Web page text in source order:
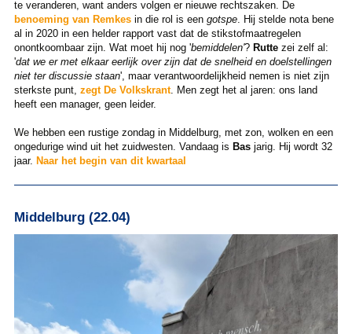
te veranderen, want anders volgen er nieuwe rechtszaken. De
benoeming van Remkesin die rol is een gotspe. Hij stelde nota bene
al in 2020 in een helder rapport vast dat de stikstofmaatregelen
onontkoombaar zijn. Wat moet hij nog 'bemiddelen'? Ruttezei zelf al:
'dat we er met elkaar eerlijk over zijn dat de snelheid en doelstellingen
niet ter discussie staan', maar verantwoordelijkheid nemen is niet zijn
sterkste punt, zegt De Volkskrant. Men zegt het al jaren: ons land
heeft een manager, geen leider.
We hebben een rustige zondag in Middelburg, met zon, wolken en een
ongedurige wind uit het zuidwesten. Vandaag is Basjarig. Hij wordt 32
jaar. Naar het begin van dit kwartaal
Middelburg (22.04)